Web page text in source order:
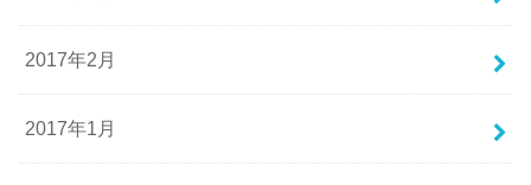
2017年2月
2017年1月